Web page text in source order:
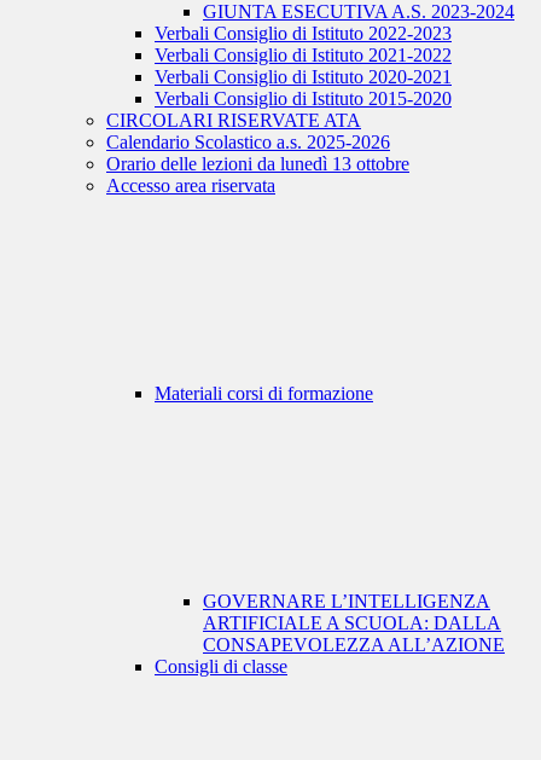
GIUNTA ESECUTIVA A.S. 2023-2024
Verbali Consiglio di Istituto 2022-2023
Verbali Consiglio di Istituto 2021-2022
Verbali Consiglio di Istituto 2020-2021
Verbali Consiglio di Istituto 2015-2020
CIRCOLARI RISERVATE ATA
Calendario Scolastico a.s. 2025-2026
Orario delle lezioni da lunedì 13 ottobre
Accesso area riservata
Materiali corsi di formazione
GOVERNARE L’INTELLIGENZA
ARTIFICIALE A SCUOLA: DALLA
CONSAPEVOLEZZA ALL’AZIONE
Consigli di classe